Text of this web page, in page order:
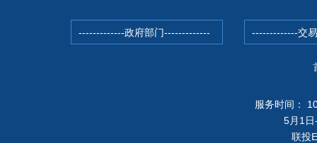
服务时间：
5月1
联投